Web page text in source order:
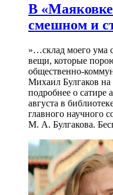
В
смешном и
»…склад моего ума
вещи, которые
общественно-
Михаил Булгаков
подробнее о сатире
августа в
главного научного
М. А. Булгакова.